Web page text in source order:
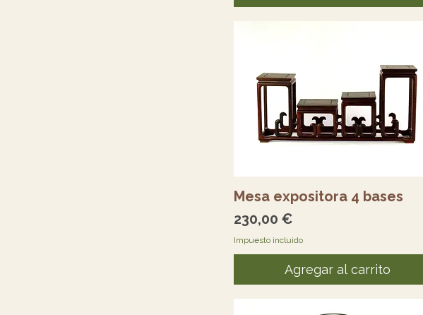
Vista rápida
Mesa expositora 4 bases
Precio
230,00 €
Impuesto incluido
Agregar al carrito